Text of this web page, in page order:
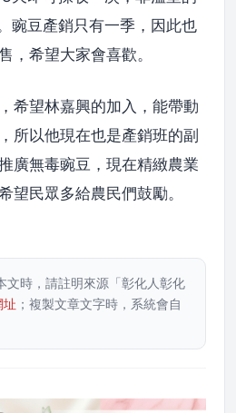
豌豆產銷只有一季，因此也
，希望大家會喜歡。
希望林嘉興的加入，能帶動
所以他現在也是產銷班的副
廣無毒豌豆，現在精緻農業
望民眾多給農民們鼓勵。
文時，請註明來源「彰化人彰化
址 ；複製文章文字時，系統會自